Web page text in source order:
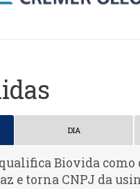
DIA
Biovida como
e torna CNPJ da